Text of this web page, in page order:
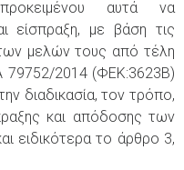
προκειμένου αυτά να
είσπραξη, με βάση τις
μελών τους από τέλη
79752/2014 (ΦΕΚ:3623Β)
διαδικασία, τον τρόπο,
και απόδοσης των
ειδικότερα το άρθρο 3,